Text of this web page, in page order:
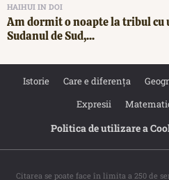
HAIHUI IN DOI
Am dormit o noapte la tribul cu
Sudanul de Sud,...
Istorie Care e diferența
Expresii
Politica de utilizare a
Citarea se poate face în limita a 250 de